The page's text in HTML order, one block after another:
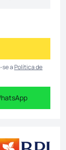
se aPolítica de
WhatsApp